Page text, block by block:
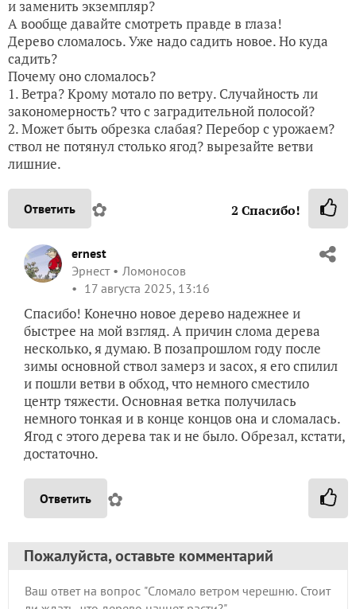
и заменить экземпляр?
А вообще давайте смотреть правде в глаза!
Дерево сломалось. Уже надо садить новое. Но куда
садить?
Почему оно сломалось?
1. Ветра? Крому мотало по ветру. Случайность ли
закономерность? что с заградительной полосой?
2. Может быть обрезка слабая? Перебор с урожаем?
ствол не потянул столько ягод? вырезайте ветви
лишние.
Ответить ✿ 2 Спасибо!
ernest
Эрнест
Ломоносов
17 августа 2025, 13:16
Спасибо! Конечно новое дерево надежнее и
быстрее на мой взгляд. А причин слома дерева
несколько, я думаю. В позапрошлом году после
зимы основной ствол замерз и засох, я его спилил
и пошли ветви в обход, что немного сместило
центр тяжести. Основная ветка получилась
немного тонкая и в конце концов она и сломалась.
Ягод с этого дерева так и не было. Обрезал, кстати,
достаточно.
Ответить ✿
Пожалуйста, оставьте комментарий